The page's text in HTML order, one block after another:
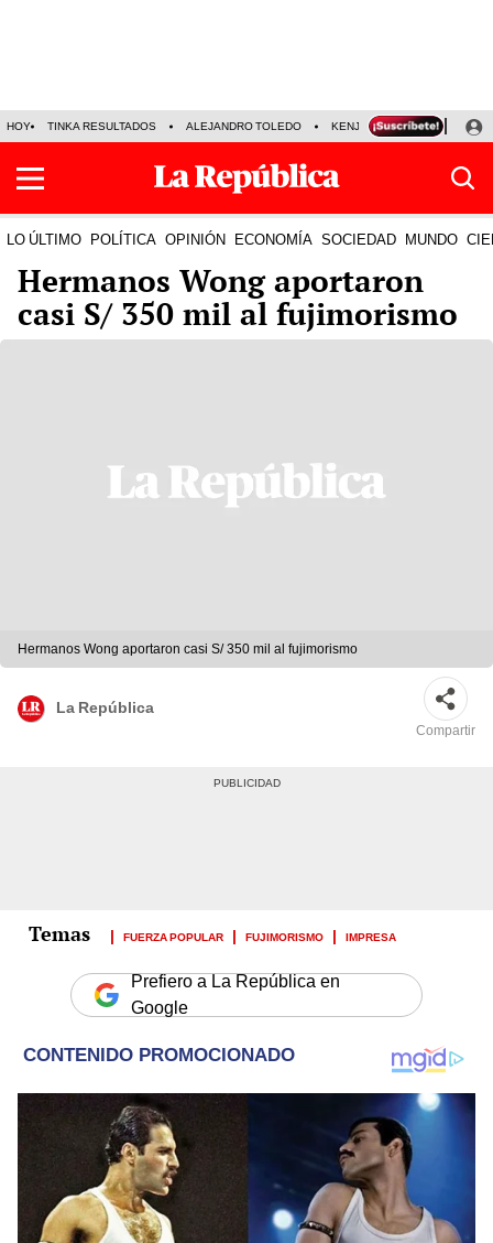
HOY TINKA RESULTADOS ALEJANDRO TOLEDO KENJI FUJIMORI
LO ÚLTIMO POLÍTICA OPINIÓN ECONOMÍA SOCIEDAD MUNDO
Hermanos Wong aportaron
casi S/ 350 mil al fujimorismo
Hermanos Wong aportaron casi S/ 350 mil al fujimorismo
La República
Compartir
FUERZA POPULAR FUJIMORISMO IMPRESA
Prefiero a La República en
Google